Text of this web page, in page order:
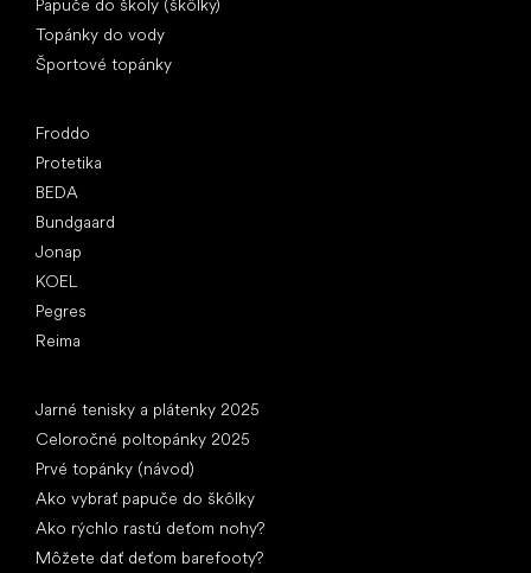
Papuče do školy (škôlky)
Topánky do vody
Športové topánky
Froddo
Protetika
BEDA
Bundgaard
Jonap
KOEL
Pegres
Reima
Jarné tenisky a plátenky 2025
Celoročné poltopánky 2025
Prvé topánky (návod)
Ako vybrať papuče do škôlky
Ako rýchlo rastú deťom nohy?
Môžete dať deťom barefooty?